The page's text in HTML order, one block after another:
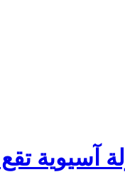
آسيوية